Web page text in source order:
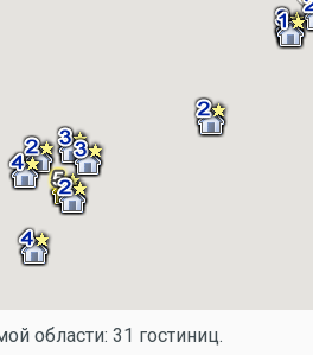
области: 31 гостиниц.